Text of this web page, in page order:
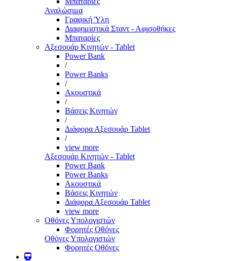
Αναλώσιμα
Γραφική Ύλη
Διαφημιστικά Σταντ - Αφισοθήκες
Μπαταρίες
Αξεσουάρ Κινητών - Tablet
Power Bank
/
Power Banks
/
Ακουστικά
/
Βάσεις Κινητών
/
Διάφορα Αξεσουάρ Tablet
/
view more
Αξεσουάρ Κινητών - Tablet
Power Bank
Power Banks
Ακουστικά
Βάσεις Κινητών
Διάφορα Αξεσουάρ Tablet
view more
Οθόνες Υπολογιστών
Φορητές Οθόνες
Οθόνες Υπολογιστών
Φορητές Οθόνες